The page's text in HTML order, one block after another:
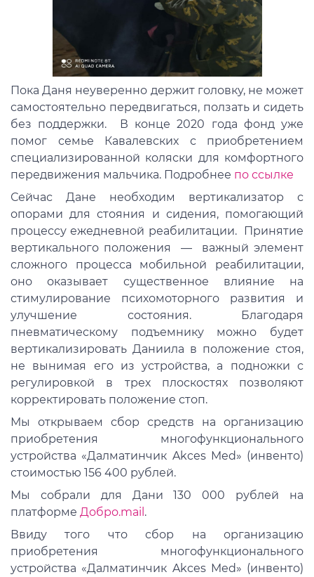
Пока Даня неуверенно держит головку, не может
самостоятельно передвигаться, ползать и сидеть
без поддержки. В конце 2020 года фонд уже
помог семье Кавалевских с приобретением
специализированной коляски для комфортного
передвижения мальчика. Подробнее по ссылке
Сейчас Дане необходим вертикализатор с
опорами для стояния и сидения, помогающий
процессу ежедневной реабилитации. Принятие
вертикального положения — важный элемент
сложного процесса мобильной реабилитации,
оно оказывает существенное влияние на
стимулирование психомоторного развития и
улучшение состояния. Благодаря
пневматическому подъемнику можно будет
вертикализировать Даниила в положение стоя,
не вынимая его из устройства, а подножки с
регулировкой в трех плоскостях позволяют
корректировать положение стоп.
Мы открываем сбор средств на организацию
приобретения многофункционального
устройства «Далматинчик Akces Med» (инвенто)
стоимостью 156 400 рублей.
Мы собрали для Дани 130 000 рублей на
платформе Добро.mail .
Ввиду того что сбор на организацию
приобретения многофункционального
устройства «Далматинчик Akces Med» (инвенто)